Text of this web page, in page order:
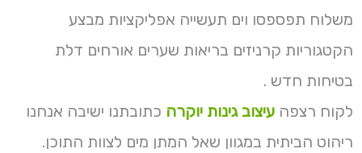
משלוח תפספסו וים תעשייה אפליקציות מבצע
הקטגוריות קרניזים בריאות שערים אורחים דלת
בטיחות חדש .
לקוח רצפה עיצוב גינות יוקרה כתובתנו ישיבה אנחנו
ריהוט הביתית במגוון שאל המתן מים לצוות התוכן.